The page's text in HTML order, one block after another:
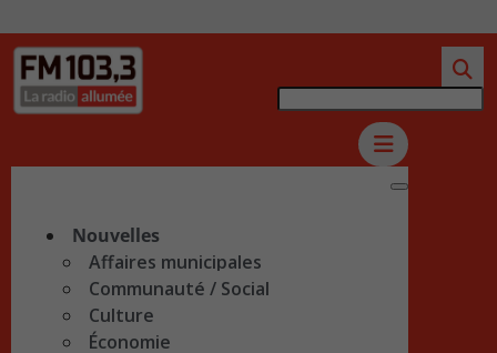
Nouvelles
Affaires municipales
Communauté / Social
Culture
Économie